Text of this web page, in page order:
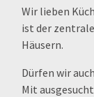
Wir lieben
ist der
Häusern.
Dürfen wir
Mit